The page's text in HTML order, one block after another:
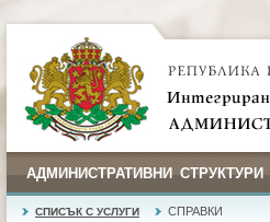
АДМИНИСТРАТИВНИ
СПИСЪК С УСЛУГИ СПРАВКИ